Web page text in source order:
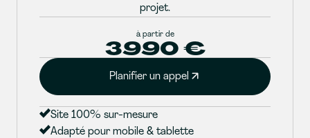
projet.
à partir de
3990 €
Planifier un appel
Site 100% sur-mesure
Adapté pour mobile & tablette